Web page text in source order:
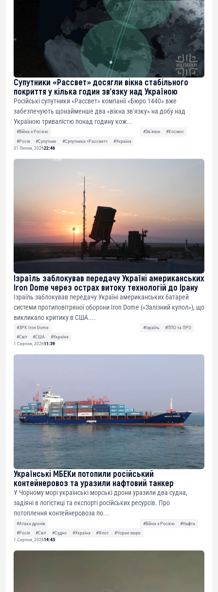
Супутники «Рассвет» досягли вікна стабільного
покриття у кілька годин зв’язку над Україною
Російські супутники «Рассвет» компанії «Бюро 1440» вже
забезпечують щонайменше два «вікна зв’язку» на добу над
Україною тривалістю понад годину кож...
#Війна з Росією #Звʼязок
#Космос
#Росія
#Супутник #Супутники «Рассвет»
#Україна
31 Липня, 202622:46
Ізраїль заблокував передачу Україні американських
Iron Dome через острах витоку технологій до Ірану
Ізраїль заблокував передачу Україні американських батарей
системи протиповітряної оборони Iron Dome («Залізний купол»), що
викликало критику в США....
#ЗРК Iron Dome #Ізраїль
#ППО та ПРО
#Світ
#США
#Україна
1 Серпня, 202611:39
Українські МБЕКи потопили російський
контейнеровоз та уразили нафтовий танкер
У Чорному морі українські морські дрони уразили два судна,
задіяні в логістиці та експорті російських ресурсів. Про
потоплення контейнеровоза по...
#Атака дронів #Війна з Росією
#Нафта
#Росія
#Світ #Судно #Україна #Флот
#Чорне море
1 Серпня, 202614:43